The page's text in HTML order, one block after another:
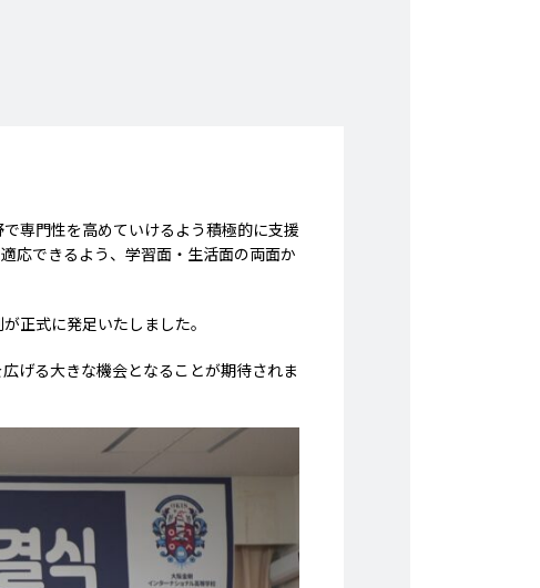
専門性を高めていけるよう積極的に支援
応できるよう、学習面・生活面の両面か
正式に発足いたしました。
げる大きな機会となることが期待されま